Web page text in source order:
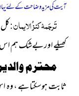
آیت کی مزید وضاحت کے لئے
تَرجَمۂ کنز ُالایمان :
کھیلے اور بےشک ہم
محترم
ثابت ہوسکتا ہے ، وہ